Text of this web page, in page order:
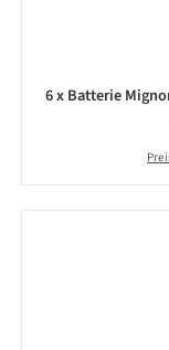
6 x Batterie